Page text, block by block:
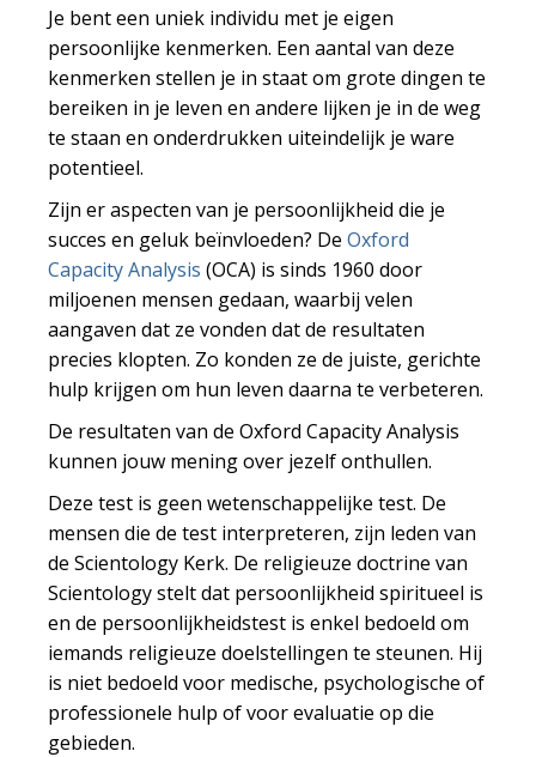
Je bent een uniek individu met je eigen
persoonlijke kenmerken. Een aantal van deze
kenmerken stellen je in staat om grote dingen te
bereiken in je leven en andere lijken je in de weg
te staan en onderdrukken uiteindelijk je ware
potentieel.
Zijn er aspecten van je persoonlijkheid die je
succes en geluk beïnvloeden? De Oxford
Capacity Analysis (OCA) is sinds 1960 door
miljoenen mensen gedaan, waarbij velen
aangaven dat ze vonden dat de resultaten
precies klopten. Zo konden ze de juiste, gerichte
hulp krijgen om hun leven daarna te verbeteren.
De resultaten van de Oxford Capacity Analysis
kunnen jouw mening over jezelf onthullen.
Deze test is geen wetenschappelijke test. De
mensen die de test interpreteren, zijn leden van
de Scientology Kerk. De religieuze doctrine van
Scientology stelt dat persoonlijkheid spiritueel is
en de persoonlijkheidstest is enkel bedoeld om
iemands religieuze doelstellingen te steunen. Hij
is niet bedoeld voor medische, psychologische of
professionele hulp of voor evaluatie op die
gebieden.